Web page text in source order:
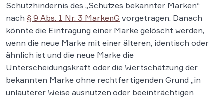
Schutzhindernis des „Schutzes bekannter Marken“
nach § 9 Abs. 1 Nr. 3 MarkenG vorgetragen. Danach
könnte die Eintragung einer Marke gelöscht werden,
wenn die neue Marke mit einer älteren, identisch oder
ähnlich ist und die neue Marke die
Unterscheidungskraft oder die Wertschätzung der
bekannten Marke ohne rechtfertigenden Grund „in
unlauterer Weise ausnutzen oder beeinträchtigen